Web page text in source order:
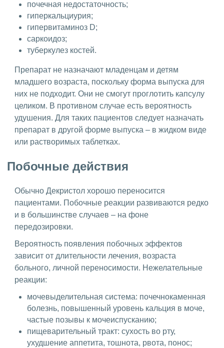
почечная недостаточность;
гиперкальциурия;
гипервитаминоз D;
саркоидоз;
туберкулез костей.
Препарат не назначают младенцам и детям
младшего возраста, поскольку форма выпуска для
них не подходит. Они не смогут проглотить капсулу
целиком. В противном случае есть вероятность
удушения. Для таких пациентов следует назначать
препарат в другой форме выпуска – в жидком виде
или растворимых таблетках.
Побочные действия
Обычно Декристол хорошо переносится
пациентами. Побочные реакции развиваются редко
и в большинстве случаев – на фоне
передозировки.
Вероятность появления побочных эффектов
зависит от длительности лечения, возраста
больного, личной переносимости. Нежелательные
реакции:
мочевыделительная система: почечнокаменная
болезнь, повышенный уровень кальция в моче,
частые позывы к мочеиспусканию;
пищеварительный тракт: сухость во рту,
ухудшение аппетита, тошнота, рвота, понос;